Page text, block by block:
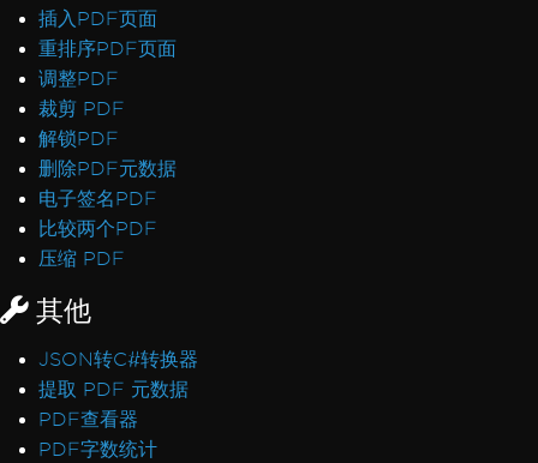
插入PDF页面
重排序PDF页面
调整PDF
裁剪 PDF
解锁PDF
删除PDF元数据
电子签名PDF
比较两个PDF
压缩 PDF
其他
JSON转C#转换器
提取 PDF 元数据
PDF查看器
PDF字数统计